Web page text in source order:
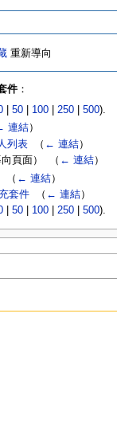
重新導向
件：
| 50| 100| 250| 500).
連結）
列表‎ （ ← 連結）
頁面） （ ← 連結）
‎ （ ← 連結）
套件‎ （ ← 連結）
| 50| 100| 250| 500).